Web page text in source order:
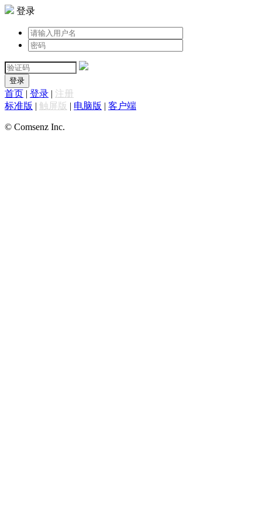
登录
登录
首页 | 登录 | 注册
标准版 | 触屏版 | 电脑版 | 客户端
© Comsenz Inc.